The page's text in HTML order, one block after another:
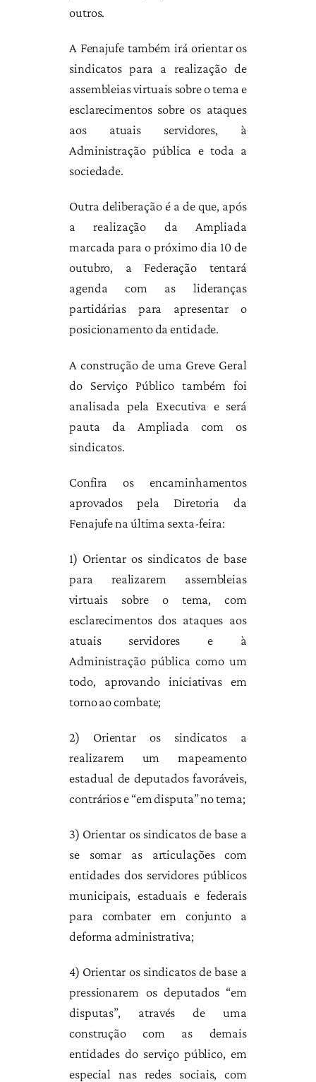
outros.
A Fenajufe também irá orientar os
sindicatos para a realização de
assembleias virtuais sobre o tema e
esclarecimentos sobre os ataques
aos atuais servidores, à
Administração pública e toda a
sociedade.
Outra deliberação é a de que, após
a realização da Ampliada
marcada para o próximo dia 10 de
outubro, a Federação tentará
agenda com as lideranças
partidárias para apresentar o
posicionamento da entidade.
A construção de uma Greve Geral
do Serviço Público também foi
analisada pela Executiva e será
pauta da Ampliada com os
sindicatos.
Confira os encaminhamentos
aprovados pela Diretoria da
Fenajufe na última sexta-feira:
1) Orientar os sindicatos de base
para realizarem assembleias
virtuais sobre o tema, com
esclarecimentos dos ataques aos
atuais servidores e à
Administração pública como um
todo, aprovando iniciativas em
torno ao combate;
2) Orientar os sindicatos a
realizarem um mapeamento
estadual de deputados favoráveis,
contrários e “em disputa” no tema;
3) Orientar os sindicatos de base a
se somar as articulações com
entidades dos servidores públicos
municipais, estaduais e federais
para combater em conjunto a
deforma administrativa;
4) Orientar os sindicatos de base a
pressionarem os deputados “em
disputas”, através de uma
construção com as demais
entidades do serviço público, em
especial nas redes sociais, com